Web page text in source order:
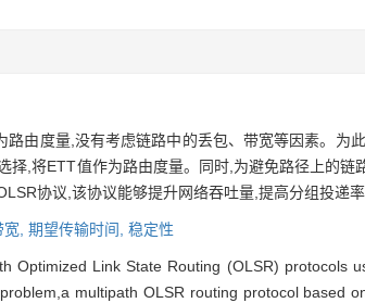
路由度量,没有考虑链路中的丢包、带宽等因素。
择,将ETT值作为路由度量。同时,为避免路径上的
协议,该协议能够提升网络吞吐量,提高分组投递率
, 期望传输时间, 稳定性
Optimized Link State Routing (OLSR) protocols
multipath OLSR routing protocol based